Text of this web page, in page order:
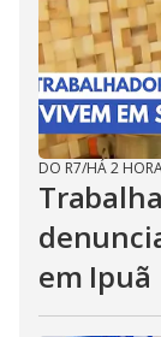
DO R7/HÁ 2
em Ipuã